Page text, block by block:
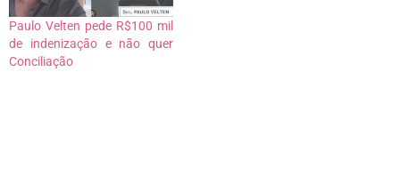
Paulo Velten pede R$100 mil
de indenização e não quer
Conciliação